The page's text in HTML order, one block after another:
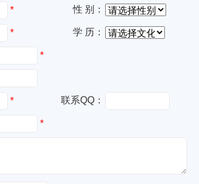
* 性 别：
* 学 历：
*
* 联系QQ：
*